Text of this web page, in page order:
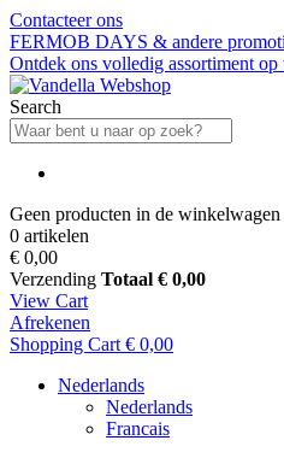
Contacteer ons
FERMOB DAYS & andere
Ontdek ons volledig assortiment
Search
Geen producten in de winkelwagen
0 artikelen
€ 0,00
Verzending Totaal € 0,00
View Cart
Afrekenen
Shopping Cart € 0,00
Nederlands
Nederlands
Francais